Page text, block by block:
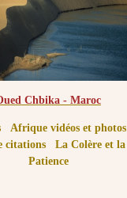
Chbika - Maroc
Afrique vidéos et photos
citations
La Colère et la
Patience